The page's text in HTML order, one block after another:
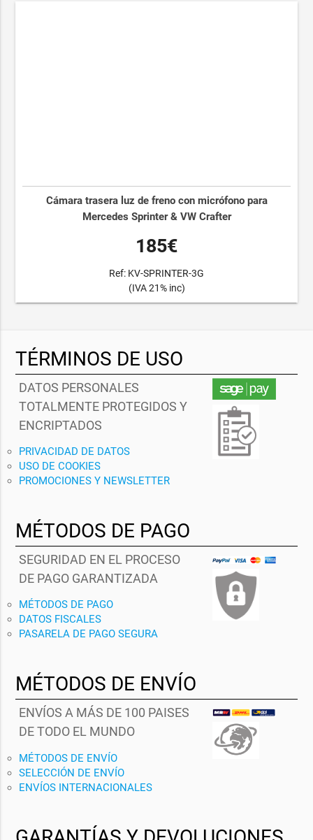
Cámara trasera luz de freno con micrófono para
Mercedes Sprinter & VW Crafter
185€
Ref: KV-SPRINTER-3G
(IVA 21% inc)
TÉRMINOS DE USO
DATOS PERSONALES
TOTALMENTE PROTEGIDOS Y
ENCRIPTADOS
PRIVACIDAD DE DATOS
USO DE COOKIES
PROMOCIONES Y NEWSLETTER
MÉTODOS DE PAGO
SEGURIDAD EN EL PROCESO
DE PAGO GARANTIZADA
MÉTODOS DE PAGO
DATOS FISCALES
PASARELA DE PAGO SEGURA
MÉTODOS DE ENVÍO
ENVÍOS A MÁS DE 100 PAISES
DE TODO EL MUNDO
MÉTODOS DE ENVÍO
SELECCIÓN DE ENVÍO
ENVÍOS INTERNACIONALES